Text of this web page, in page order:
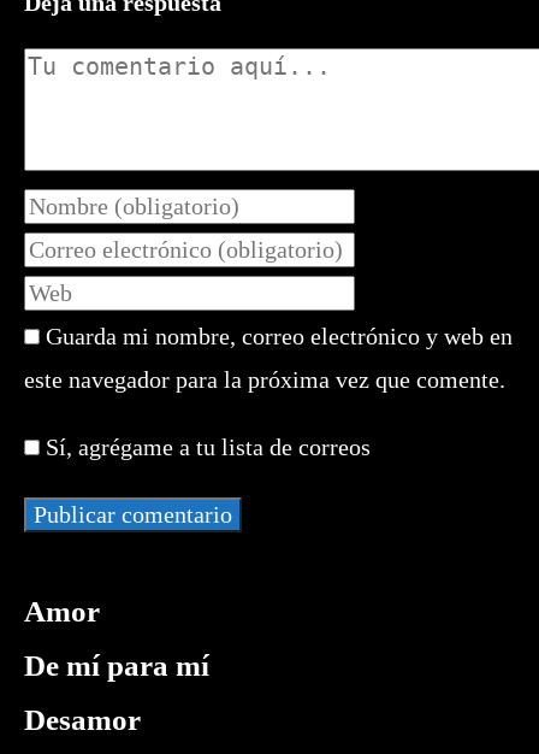
Comentario
Introduce
tu
nombre
o
de
usuario
comentar
Introduce
tu
dirección
de
electrónico
comentar
Introduce
la
URL
de
web
(opcional)
Guarda mi nombre, correo electrónico y web en
este navegador para la próxima vez que comente.
Sí, agrégame a tu lista de correos
Amor
De mí para mí
Desamor